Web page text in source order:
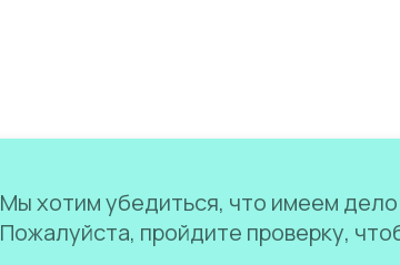
Мы хотим убедиться, что имеем
Пожалуйста, пройдите проверку,